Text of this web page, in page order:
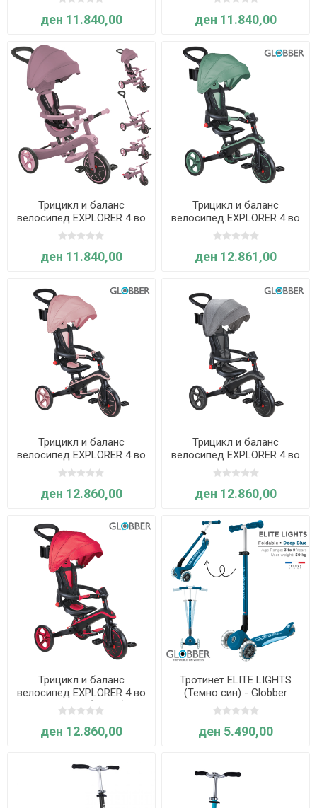
Globber
ден 11.840,00
Globber
ден 11.840,00
Трицикл и баланс
велосипед EXPLORER 4 во
1 ECOLOGIC (Розов) -
Globber
ден 11.840,00
Трицикл и баланс
велосипед EXPLORER 4 во
1, склоплив (зелен) -
Globber
ден 12.861,00
Трицикл и баланс
велосипед EXPLORER 4 во
1, склоплив (пастелно
ден 12.860,00
Трицикл и баланс
велосипед EXPLORER 4 во
1, склоплив (сив) - Globber
ден 12.860,00
Трицикл и баланс
велосипед EXPLORER 4 во
1, склоплив (црвен) -
Globber
ден 12.860,00
Тротинет ELITE LIGHTS
(Темно син) - Globber
ден 5.490,00